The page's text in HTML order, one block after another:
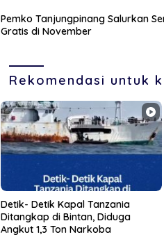
Pemko Tanjungpinang Salurkan
Gratis di November
Rekomendasi untuk
Detik- Detik Kapal Tanzania
Ditangkap di Bintan, Diduga
Angkut 1,3 Ton Narkoba